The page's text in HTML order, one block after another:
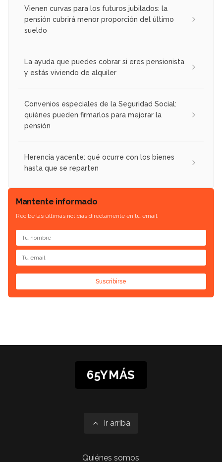
Vienen curvas para los futuros jubilados: la
pensión cubrirá menor proporción del último
sueldo
La ayuda que puedes cobrar si eres pensionista
y estás viviendo de alquiler
Convenios especiales de la Seguridad Social:
quiénes pueden firmarlos para mejorar la
pensión
Herencia yacente: qué ocurre con los bienes
hasta que se reparten
Mantente informado
Recibe las últimas noticias directamente en tu email.
Suscribirse
65YMÁS
Ir arriba
Quiénes somos